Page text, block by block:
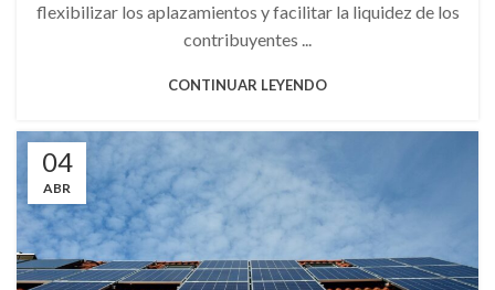
flexibilizar los aplazamientos y facilitar la liquidez de los
contribuyentes ...
CONTINUAR LEYENDO
04
ABR